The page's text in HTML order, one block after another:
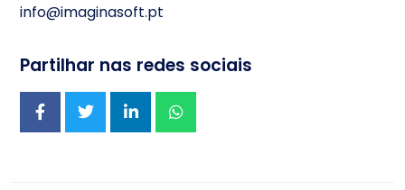
info@imaginasoft.pt
Partilhar nas redes sociais